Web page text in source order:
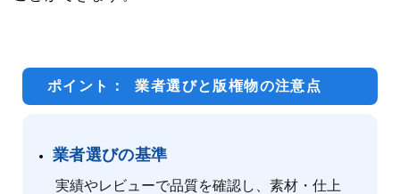
ポイント： 業者選びと版権物の注意点
業者選びの基準
実績やレビューで品質を確認し、素材・仕上